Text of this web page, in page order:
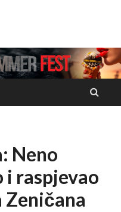
Neno
i raspjevao
Zeničana